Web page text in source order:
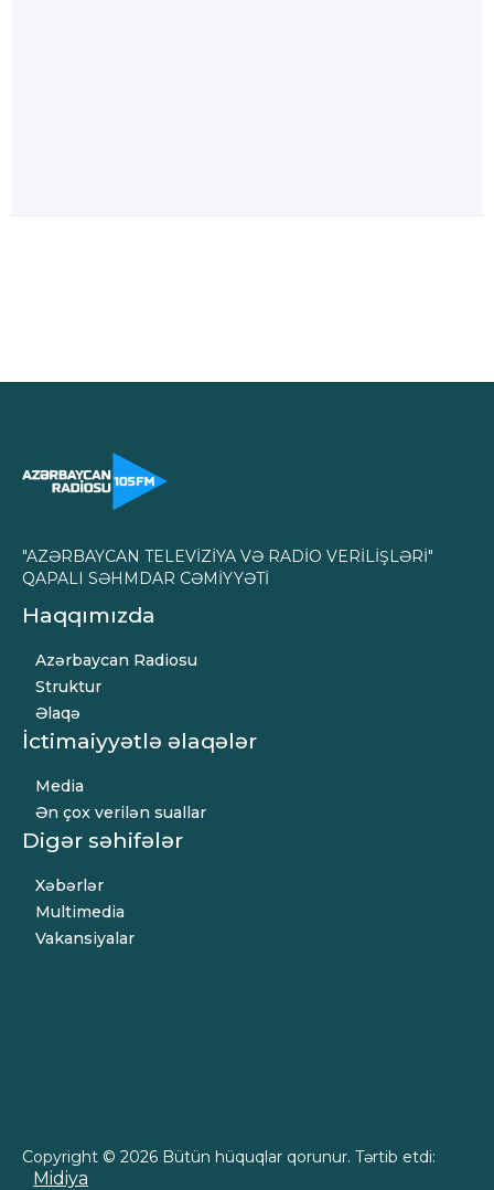
"AZƏRBAYCAN TELEVİZİYA VƏ RADİO VERİLİŞLƏRİ"
QAPALI SƏHMDAR CƏMİYYƏTİ
Haqqımızda
Azərbaycan Radiosu
Struktur
Əlaqə
İctimaiyyətlə əlaqələr
Media
Ən çox verilən suallar
Digər səhifələr
Xəbərlər
Multimedia
Vakansiyalar
Copyright © 2026 Bütün hüquqlar qorunur. Tərtib etdi:
Midiya